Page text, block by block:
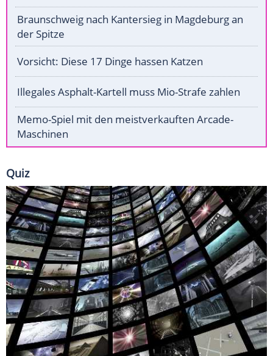
Braunschweig nach Kantersieg in Magdeburg an
der Spitze
Vorsicht: Diese 17 Dinge hassen Katzen
Illegales Asphalt-Kartell muss Mio-Strafe zahlen
Memo-Spiel mit den meistverkauften Arcade-
Maschinen
Quiz